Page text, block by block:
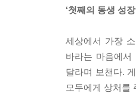
‘첫째의 동생 성장
세상에서 가장
바라는 마음에
달라며 보챈다.
모두에게 상처를